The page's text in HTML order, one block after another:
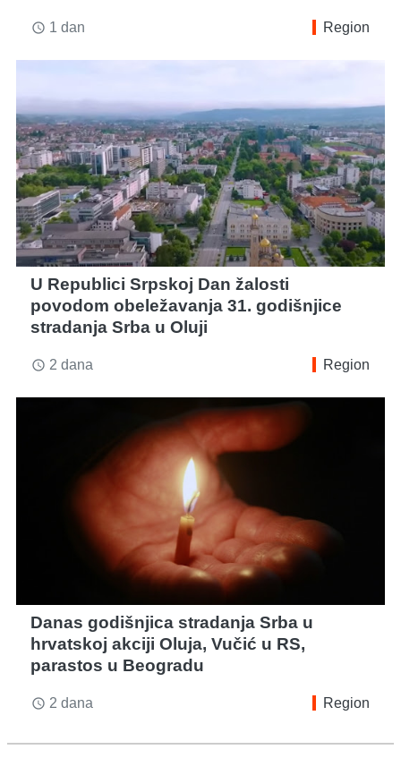
access_time 1 dan Region
U Republici Srpskoj Dan žalosti
povodom obeležavanja 31. godišnjice
stradanja Srba u Oluji
access_time 2 dana Region
Danas godišnjica stradanja Srba u
hrvatskoj akciji Oluja, Vučić u RS,
parastos u Beogradu
access_time 2 dana Region